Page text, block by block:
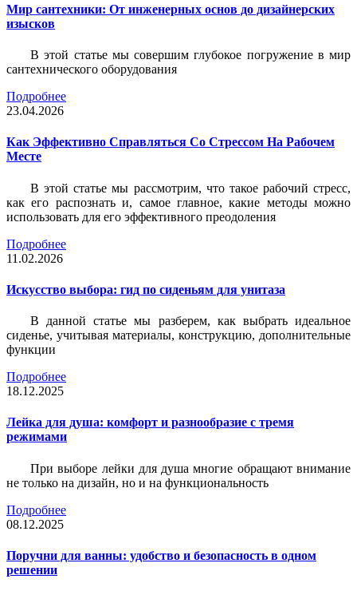
Мир сантехники: От инженерных основ до дизайнерских
изысков
В этой статье мы совершим глубокое погружение в мир
сантехнического оборудования
Подробнее
23.04.2026
Как Эффективно Справляться Со Стрессом На Рабочем
Месте
В этой статье мы рассмотрим, что такое рабочий стресс,
как его распознать и, самое главное, какие методы можно
использовать для его эффективного преодоления
Подробнее
11.02.2026
Искусство выбора: гид по сиденьям для унитаза
В данной статье мы разберем, как выбрать идеальное
сиденье, учитывая материалы, конструкцию, дополнительные
функции
Подробнее
18.12.2025
Лейка для душа: комфорт и разнообразие с тремя
режимами
При выборе лейки для душа многие обращают внимание
не только на дизайн, но и на функциональность
Подробнее
08.12.2025
Поручни для ванны: удобство и безопасность в одном
решении